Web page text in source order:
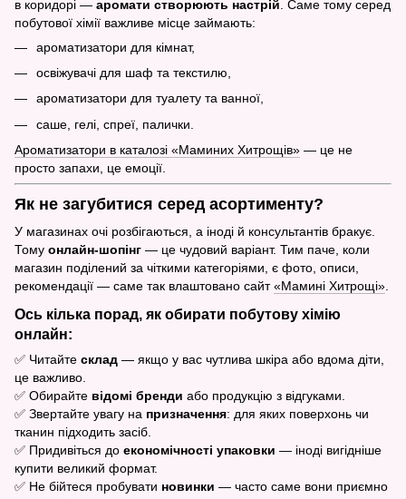
в коридорі — аромати створюють настрій . Саме тому серед
побутової хімії важливе місце займають:
ароматизатори для кімнат,
освіжувачі для шаф та текстилю,
ароматизатори для туалету та ванної,
саше, гелі, спреї, палички.
Ароматизатори в каталозі «Маминих Хитрощів» — це не
просто запахи, це емоції.
Як не загубитися серед асортименту?
У магазинах очі розбігаються, а іноді й консультантів бракує.
Тому онлайн-шопінг — це чудовий варіант. Тим паче, коли
магазин поділений за чіткими категоріями, є фото, описи,
рекомендації — саме так влаштовано сайт«Мамині Хитрощі»
Ось кілька порад, як обирати побутову хімію
онлайн:
✅ Читайте склад — якщо у вас чутлива шкіра або вдома діти,
це важливо.
✅ Обирайте відомі бренди або продукцію з відгуками.
✅ Звертайте увагу на призначення: для яких поверхонь чи
тканин підходить засіб.
✅ Придивіться до економічності упаковки — іноді вигідніше
купити великий формат.
✅ Не бійтеся пробувати новинки — часто саме вони приємно